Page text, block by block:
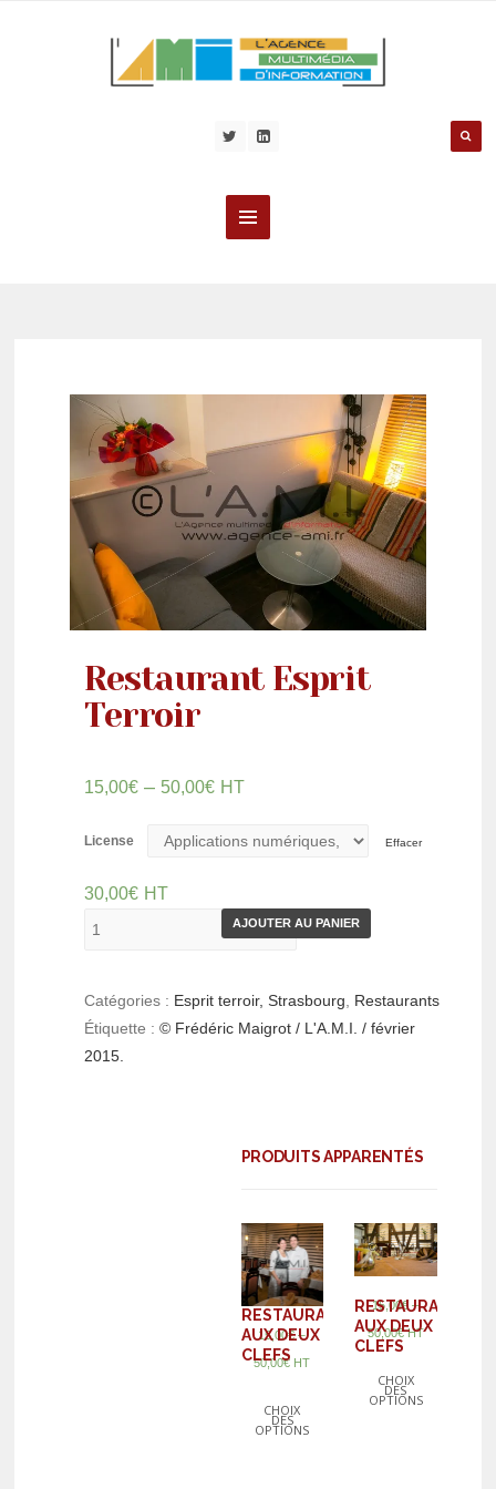
Restaurant Esprit
Terroir
15,00€ – 50,00€ HT
License Effacer
30,00€ HT
AJOUTER AU PANIER
Catégories : Esprit terroir, Strasbourg, Restaurants
Étiquette :© Frédéric Maigrot / L'A.M.I. / février
2015.
PRODUITS APPARENTÉS
RESTAURANT
AUX DEUX
CLEFS
15,00€–
50,00€ HT
CHOIX
DES
OPTIONS
RESTAURANT
AUX DEUX
CLEFS
15,00€–
50,00€ HT
CHOIX
DES
OPTIONS